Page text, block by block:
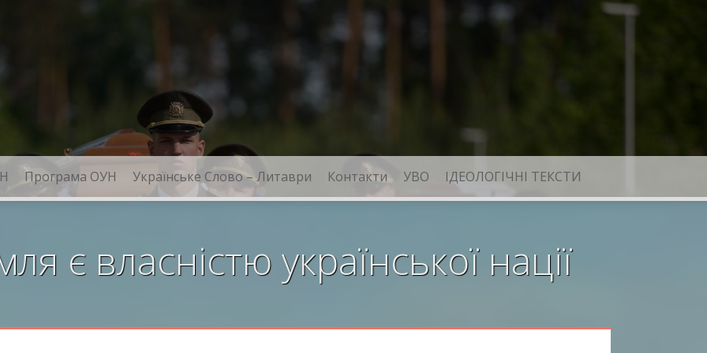
Програма ОУН Українське Слово – Литаври Контакти УВО ІДЕОЛОГІЧНІ ТЕКСТИ
є власністю української нації